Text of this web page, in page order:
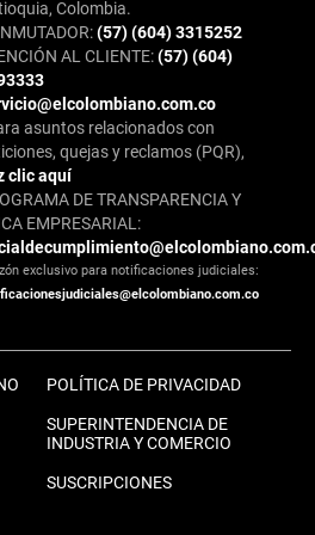
Colombia.
(57) (604) 3315252
AL CLIENTE:(57) (604)
asuntos relacionados con
quejas y reclamos (PQR),
clic aquí
DE TRANSPARENCIA Y
EMPRESARIAL:
exclusivo para notificaciones judiciales:
POLÍTICA DE PRIVACIDAD
SUPERINTENDENCIA DE
INDUSTRIA Y COMERCIO
SUSCRIPCIONES